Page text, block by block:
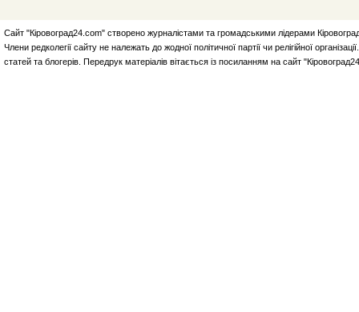
Сайт "Кіровоград24.com" створено журналістами та громадськими лідерами
Члени редколегії сайту не належать до жодної політичної партії чи релігійної
статей та блогерів. Передрук матеріалів вітається із посиланням на сайт